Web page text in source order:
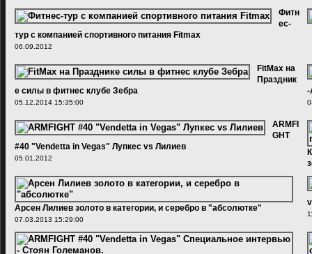
Фитн
ес-
тур с компанией спортивного питания Fitmax
06.09.2012
FitMax на
Праздник
е силы в фитнес клубе Зебра
05.12.2014 15:35:00
-
ARMFI
GHT
#40 "Vendetta in Vegas" Лупкес vs Лилиев
05.01.2012
Арсен Лилиев золото в категории, и серебро в "абсолютке"
07.03.2013 15:29:00